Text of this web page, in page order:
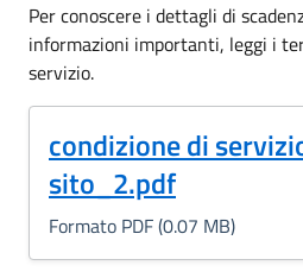
Per conoscere i dettagli di
informazioni importanti, leggi i
servizio.
condizione di
sito_2.pdf
(Formato PDF, 0.07
Formato PDF (0.07 MB)